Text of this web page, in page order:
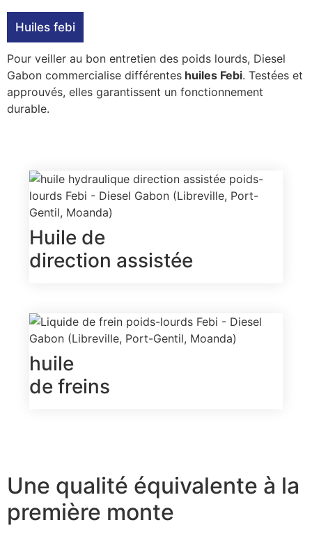
Huiles febi
Pour veiller au bon entretien des poids lourds, Diesel
Gabon commercialise différentes huiles Febi. Testées et
approuvés, elles garantissent un fonctionnement
durable.
Huile de
direction assistée
huile
de freins
Une qualité équivalente à la
première monte